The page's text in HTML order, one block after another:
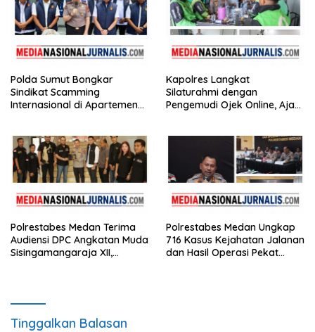
Polda Sumut Bongkar
Sindikat Scamming
Internasional di Apartemen
Kapolres Langkat
Silaturahmi dengan
Pengemudi Ojek Online, Ajak
Polrestabes Medan Terima
Audiensi DPC Angkatan Muda
Sisingamangaraja XII,
Polrestabes Medan Ungkap
716 Kasus Kejahatan Jalanan
dan Hasil Operasi Pekat
Tinggalkan Balasan